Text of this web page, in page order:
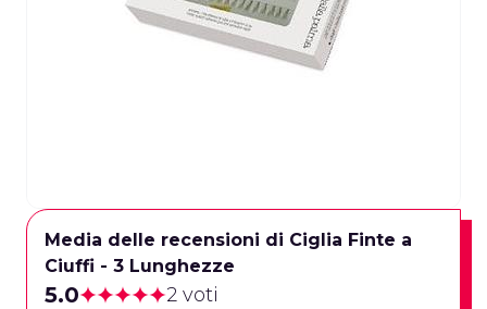
Media delle recensioni di Ciglia Finte a
Ciuffi - 3 Lunghezze
5.0 2 voti